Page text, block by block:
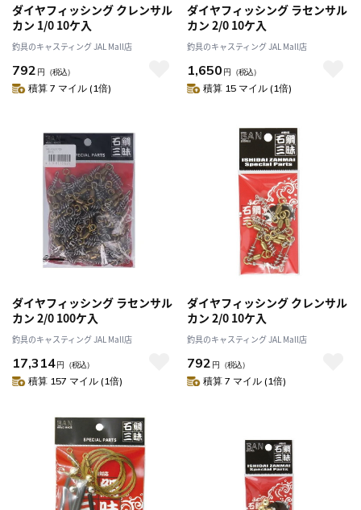
ダイヤフィッシング クレンサル
カン 1/0 10ケ入
釣具のキャスティング JAL Mall店
792 円 （税込）
積算 7 マイル (1倍)
ダイヤフィッシング ラセンサル
カン 2/0 10ケ入
釣具のキャスティング JAL Mall店
1,650 円 （税込）
積算 15 マイル (1倍)
ダイヤフィッシング ラセンサル
カン 2/0 100ケ入
釣具のキャスティング JAL Mall店
17,314円 （税込）
積算 157 マイル (1倍)
ダイヤフィッシング クレンサル
カン 2/0 10ケ入
釣具のキャスティング JAL Mall店
792 円 （税込）
積算 7 マイル (1倍)